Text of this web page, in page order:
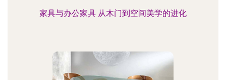
家具与办公家具 从木门到空间美学的进化